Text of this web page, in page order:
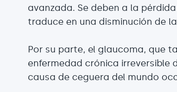
avanzada. Se deben a la
traduce en una disminución de
Por su parte, el glaucoma, que
enfermedad crónica irreversible
causa de ceguera del mundo